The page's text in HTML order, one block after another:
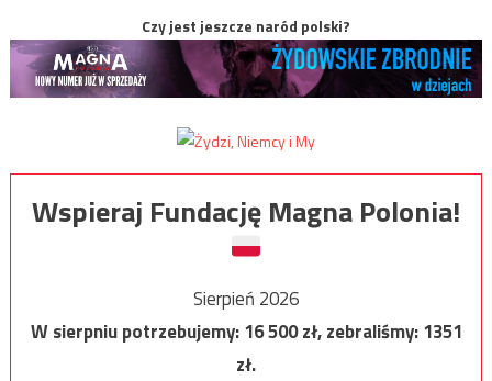
Czy jest jeszcze naród polski?
Wspieraj Fundację Magna Polonia!
Sierpień 2026
W sierpniu potrzebujemy:16 500zł, zebraliśmy:1351
zł.